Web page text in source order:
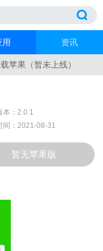
用 资讯
苹果（暂未上线）
本：2.0.1
间：2021-08-31
暂无苹果版